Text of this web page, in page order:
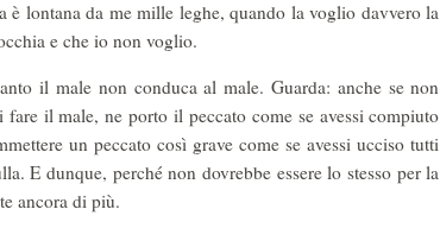
è lontana da me mille leghe, quando la voglio davvero la
e che io non voglio.
il male non conduca al male. Guarda: anche se non
il male, ne porto il peccato come se avessi compiuto
un peccato così grave come se avessi ucciso tutti
E dunque, perché non dovrebbe essere lo stesso per la
ancora di più.